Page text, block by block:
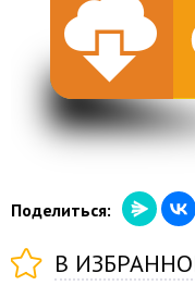
Поделиться:
В